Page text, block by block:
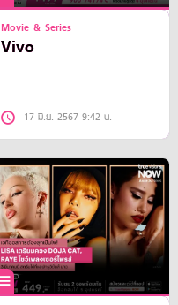
Movie & Series
Vivo
17 มิ.ย. 2567 9:42 น.